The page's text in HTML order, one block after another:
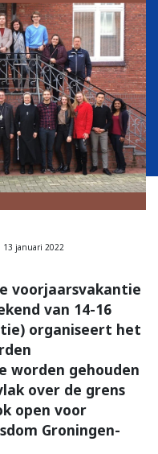
13 januari 2022
voorjaarsvakantie
van 14-16
organiseert het
worden gehouden
over de grens
open voor
Groningen-